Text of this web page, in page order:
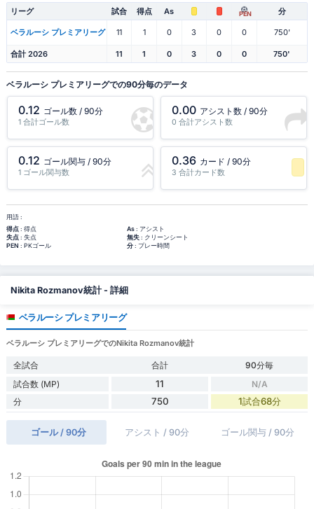
リーグ 試合 得点 As PEN 分
ベラルーシ プレミアリーグ 11 1 0 3 0 0 750'
合計 2026 11 1 0 3 0 0 750'
ベラルーシ プレミアリーグでの90分毎のデータ
0.12 ゴール数 / 90分
1 合計ゴール数
0.00 アシスト数 / 90分
0 合計アシスト数
0.12 ゴール関与 / 90分
1 ゴール関与数
0.36 カード / 90分
3 合計カード数
用語 :
得点: 得点 As: アシスト
失点: 失点 無失: クリーンシート
PEN : PKゴール 分: プレー時間
Nikita Rozmanov統計 - 詳細
ベラルーシ プレミアリーグ
ベラルーシ プレミアリーグでのNikita Rozmanov統計
全試合 合計
90分毎
試合数 (MP)
11
N/A
分
750 1試合68分
ゴール / 90分 アシスト / 90分 ゴール関与 / 90分